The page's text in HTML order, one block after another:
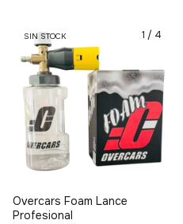
1 / 4
SIN STOCK
Overcars Foam Lance
Profesional